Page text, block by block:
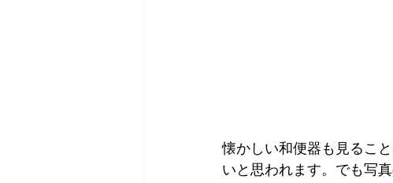
懐かしい和便器も見るこ
いと思われます。でも写